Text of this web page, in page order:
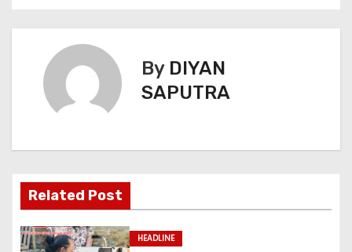
By DIYAN
SAPUTRA
Related Post
HEADLINE